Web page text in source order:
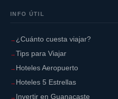
INFO ÚTIL
¿Cuánto cuesta viajar?
Tips para Viajar
Hoteles Aeropuerto
Hoteles 5 Estrellas
Invertir en Guanacaste